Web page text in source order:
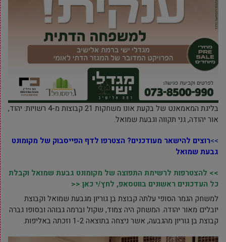
בליגת המאמאנט של בקעת אונו משחקות 21 קבוצות מ-4 רשויות: יהוד,
אור יהודה, גני תקווה וגבעת שמואל.
>>רוצים להישאר מעודכנים? הצטרפו לדף הפייסבוק של מקומונט
גבעת שמואל
>> להצטרפות לרשימת התפוצה של מקומונט גבעת שמואל וקבלת
כל העדכונים ראשונים בווטסאפ, לחץ/י כאן <<
למשחק הגמר הסופי עלתה קבוצת בן גוריון מגבעת שמואל וקבוצת
יובלים מאור יהודה. המשחק היה צמוד, שקול וברמה גבוהה ובסופו גברה
קבוצת בן גוריון מהגבעה, אשר ניצחה בתוצאה 1-2 וזכתה באליפות.